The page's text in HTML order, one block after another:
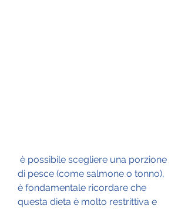
di pesce (come salmone o tonno),
è fondamentale ricordare che
questa dieta è molto restrittiva e